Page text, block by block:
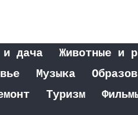
и дача Животные и
Музыка
Туризм